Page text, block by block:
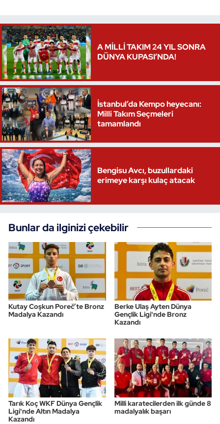
A MİLLİ TAKIM 24 YIL SONRA
DÜNYA KUPASI’NDA!
İstanbul’da Kempo heyecanı:
Milli Takım Seçmeleri
tamamlandı
Bengisu Avcı, buzullardaki
erimeye karşı kulaç atacak
Bunlar da ilginizi çekebilir
Kutay Coşkun Poreč’te Bronz
Madalya Kazandı
Berke Ulaş Ayten Dünya
Gençlik Ligi'nde Bronz
Kazandı
Tarık Koç WKF Dünya Gençlik
Ligi'nde Altın Madalya
Kazandı
Milli karatecilerden ilk günde 8
madalyalık başarı
Voleybol
Vücut Geliştirme Fitness
Wushu Kungfu
Yelken
Yüzme